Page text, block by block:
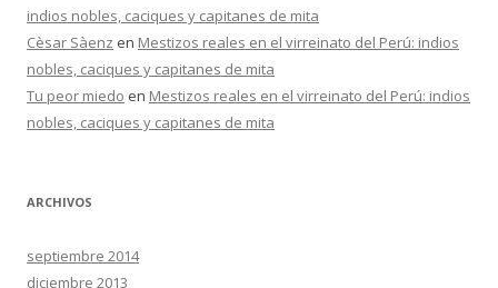
indios nobles, caciques y capitanes de mita
Cèsar Sàenz en Mestizos reales en el virreinato del Perú: indios
nobles, caciques y capitanes de mita
Tu peor miedo en Mestizos reales en el virreinato del Perú: indios
nobles, caciques y capitanes de mita
ARCHIVOS
septiembre 2014
diciembre 2013